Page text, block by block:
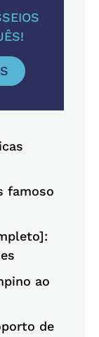
famoso
ao
de